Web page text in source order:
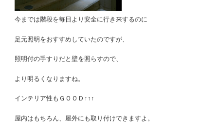
今までは階段を毎日より安全に行き来するのに
足元照明をおすすめしていたのですが、
照明付の手すりだと壁を照らすので、
より明るくなりますね。
インテリア性もＧＯＯＤ↑↑↑
屋内はもちろん、屋外にも取り付けできますよ。